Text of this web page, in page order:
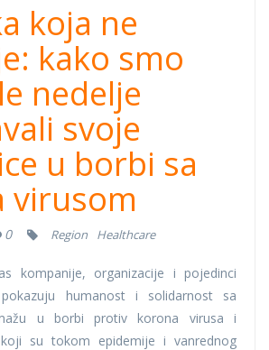
koja ne
kako smo
nedelje
svoje
u borbi sa
virusom
0 Region Healthcare
kompanije, organizacije i pojedinci
humanost i solidarnost sa
u borbi protiv korona virusa i
su tokom epidemije i vanrednog